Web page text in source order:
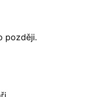
později.